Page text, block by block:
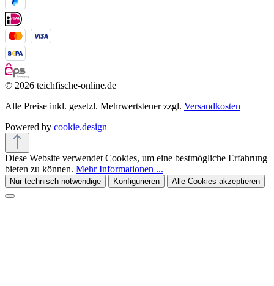
© 2026 teichfische-online.de
Alle Preise inkl. gesetzl. Mehrwertsteuer zzgl. Versandkosten
Powered by cookie.design
Diese Website verwendet Cookies, um eine bestmögliche Erfahrung
bieten zu können. Mehr Informationen ...
Nur technisch notwendige Konfigurieren Alle Cookies akzeptieren